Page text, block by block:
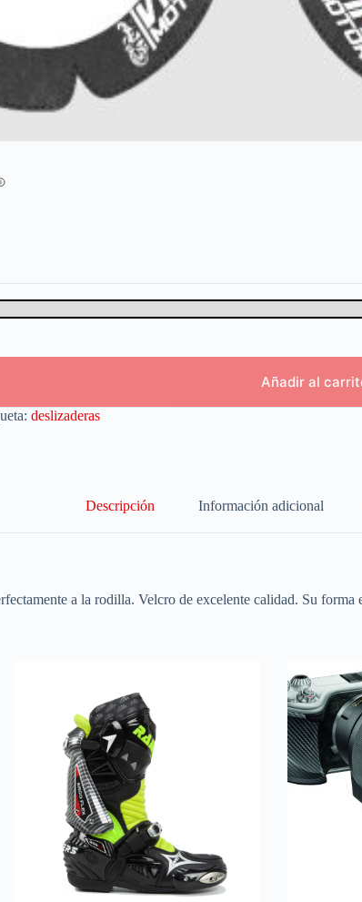
Añadir al
deslizaderas
Descripción Información adicional
a la rodilla. Velcro de excelente calidad. Su